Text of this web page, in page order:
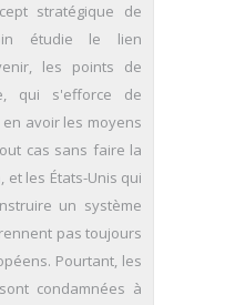
stratégique de
étudie le lien
les points de
qui s'efforce de
avoir les moyens
cas sans faire la
les États-Unis qui
un système
pas toujours
Pourtant, les
condamnées à